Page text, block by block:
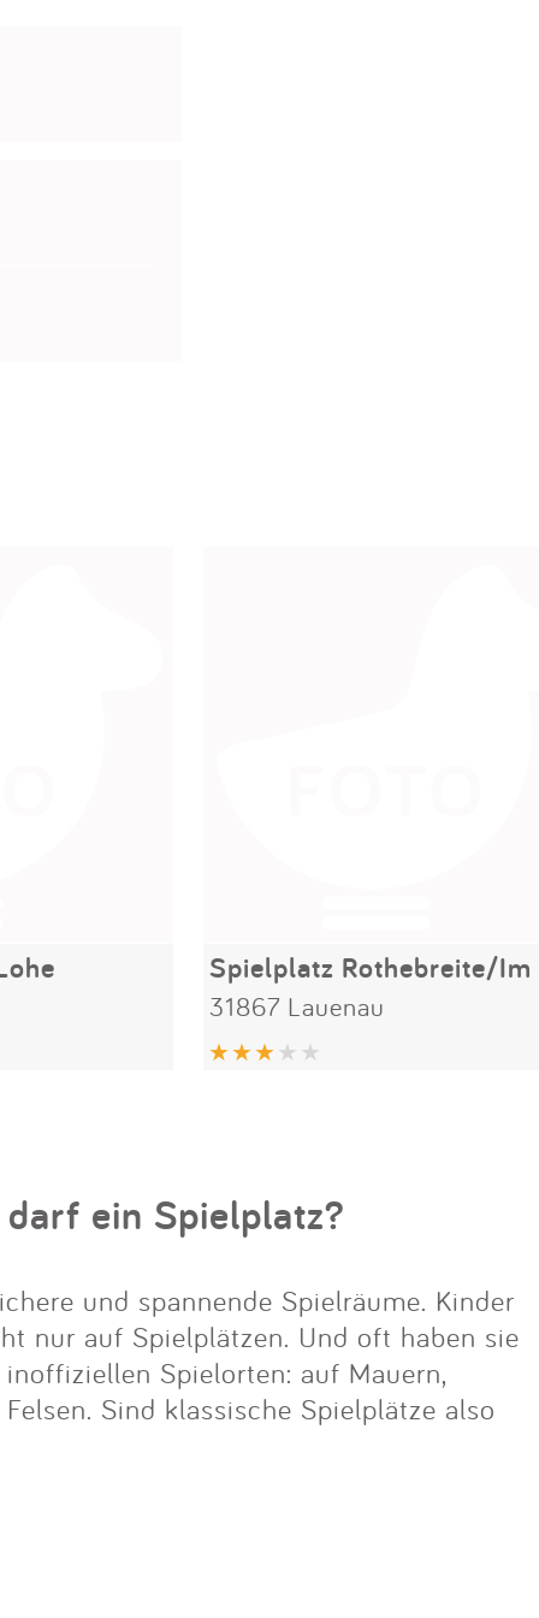
31867 Lauenau
ein Spielplatz?
und spannende Spielräume. Kinder
nur auf Spielplätzen. Und oft haben sie
Spielorten: auf Mauern,
Sind klassische Spielplätze also